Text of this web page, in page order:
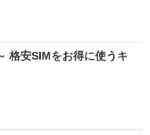
格安SIMをお得に使うキ